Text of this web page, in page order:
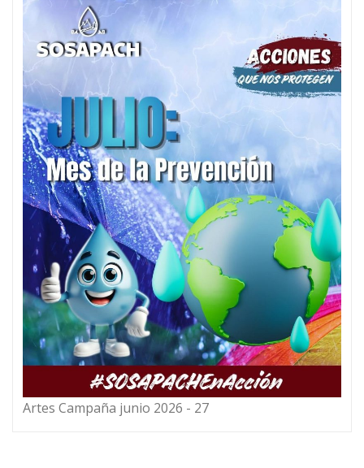
Artes Campaña junio 2026 - 27